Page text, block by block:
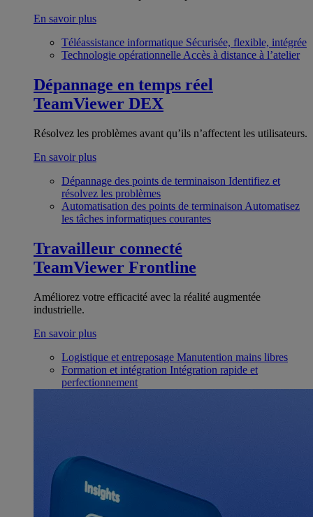
En savoir plus
Téléassistance informatique Sécurisée, flexible, intégrée
Technologie opérationnelle Accès à distance à l’atelier
Dépannage en temps réel
TeamViewer DEX
Résolvez les problèmes avant qu’ils n’affectent les utilisateurs.
En savoir plus
Dépannage des points de terminaison Identifiez et
résolvez les problèmes
Automatisation des points de terminaison Automatisez
les tâches informatiques courantes
Travailleur connecté
TeamViewer Frontline
Améliorez votre efficacité avec la réalité augmentée
industrielle.
En savoir plus
Logistique et entreposage Manutention mains libres
Formation et intégration Intégration rapide et
perfectionnement